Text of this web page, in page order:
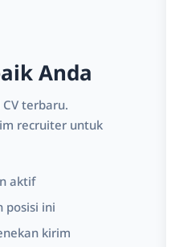
Anda
terbaru.
recruiter untuk
aktif
posisi ini
kirim